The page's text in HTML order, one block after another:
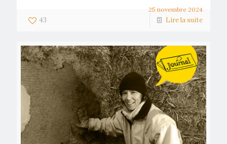
25 novembre 2024
43 Lire la suite